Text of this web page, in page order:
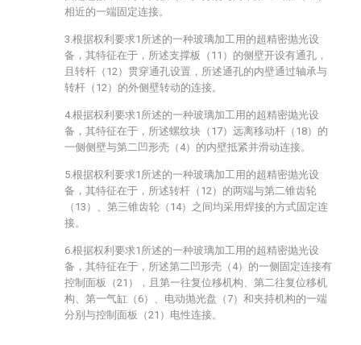
相近的一端固定连接。
3.根据权利要求1所述的一种玻璃加工用的超精密抛光设
备，其特征在于，所述支撑板（11）的侧壁开设有通孔，
且转杆（12）贯穿通孔设置，所述通孔的内壁通过轴承与
转杆（12）的外侧壁转动的连接。
4.根据权利要求1所述的一种玻璃加工用的超精密抛光设
备，其特征在于，所述螺纹块（17）远离移动杆（18）的
一侧侧壁与第二凹形壳（4）的内壁抵紧并滑动连接。
5.根据权利要求1所述的一种玻璃加工用的超精密抛光设
备，其特征在于，所述转杆（12）的两端与第二锥齿轮
（13）、第三锥齿轮（14）之间均采用焊接的方式固定连
接。
6.根据权利要求1所述的一种玻璃加工用的超精密抛光设
备，其特征在于，所述第二凹形壳（4）的一侧固定连接有
控制面板（21），且第一往复位移机构、第二往复位移机
构、第一气缸（6）、电动抛光盘（7）和夹持机构的一端
分别与控制面板（21）电性连接。